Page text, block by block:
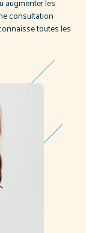
consultation
toutes les